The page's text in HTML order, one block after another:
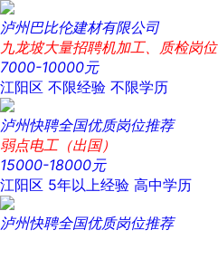
泸州巴比伦建材有限公司
九龙坡大量招聘机加工、质检岗位
7000-10000元
江阳区 不限经验 不限学历
泸州快聘全国优质岗位推荐
弱点电工（出国）
15000-18000元
江阳区 5年以上经验 高中学历
泸州快聘全国优质岗位推荐